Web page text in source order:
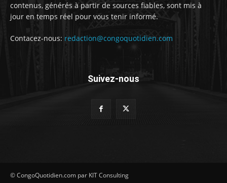
contenus, générés à partir de sources fiables, sont mis à
jour en temps réel pour vous tenir informé.
Contacez-nous: redaction@congoquotidien.com
Suivez-nous
© CongoQuotidien.com par KIT Consulting